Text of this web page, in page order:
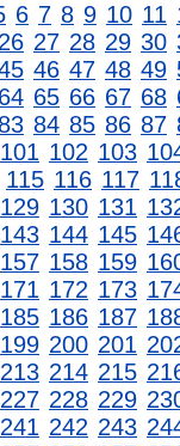
6 7 8 9 10 11
26 27 28 29 30
46 47 48 49
64 65 66 67 68
83 84 85 86 87
101 102 103
115 116 117
129 130 131
143 144 145
157 158 159
171 172 173
185 186 187
199 200 201
213 214 215
227 228 229
241 242 243